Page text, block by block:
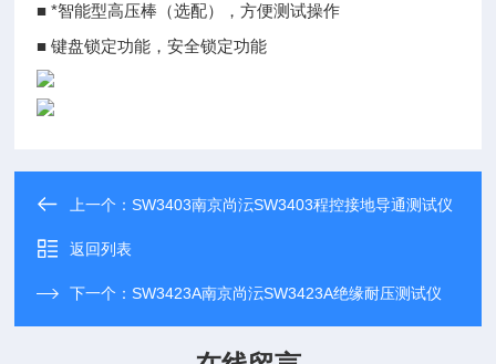
■ *智能型高压棒（选配），方便测试操作
■ 键盘锁定功能，安全锁定功能
上一个：SW3403南京尚沄SW3403程控接地导通测试仪
返回列表
下一个：SW3423A南京尚沄SW3423A绝缘耐压测试仪